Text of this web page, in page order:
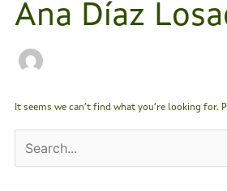
Formación
Antiplaxio
Ofc. Soft. Libre
Ana Díaz
It seems we can’t find what you’re looking for.